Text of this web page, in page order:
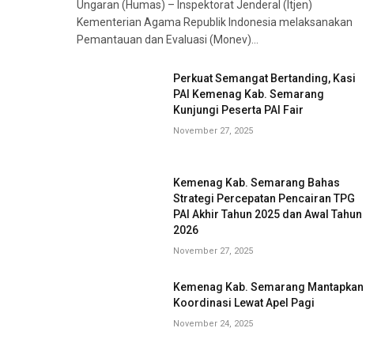
Ungaran (Humas) – Inspektorat Jenderal (Itjen)
Kementerian Agama Republik Indonesia melaksanakan
Pemantauan dan Evaluasi (Monev)…
Perkuat Semangat Bertanding, Kasi
PAI Kemenag Kab. Semarang
Kunjungi Peserta PAI Fair
November 27, 2025
Kemenag Kab. Semarang Bahas
Strategi Percepatan Pencairan TPG
PAI Akhir Tahun 2025 dan Awal Tahun
2026
November 27, 2025
Kemenag Kab. Semarang Mantapkan
Koordinasi Lewat Apel Pagi
November 24, 2025